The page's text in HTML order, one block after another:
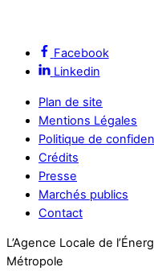
Facebook
Linkedin
Plan de site
Mentions Légales
Politique de
Crédits
Presse
Marchés publics
Contact
L’Agence Locale de
Métropole